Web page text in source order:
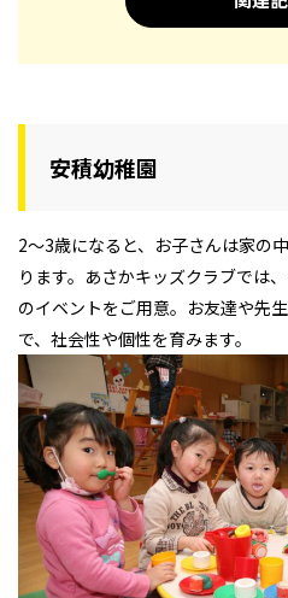
安積幼稚園
2～3歳になると、お子さんは家の
ります。あさかキッズクラブでは
のイベントをご用意。お友達や先
で、社会性や個性を育みます。